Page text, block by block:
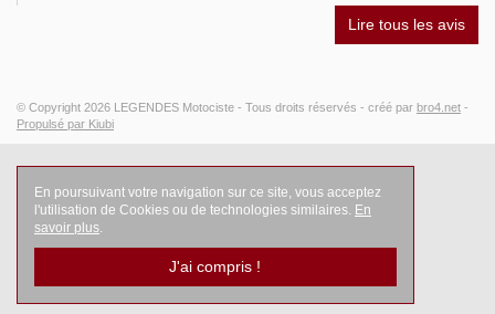
Lire tous les avis
© Copyright 2026 LEGENDES Motociste - Tous droits réservés - créé par bro4.net -
Propulsé par Kiubi
En poursuivant votre navigation sur ce site, vous acceptez
l'utilisation de Cookies ou de technologies similaires. En
savoir plus
J'ai compris !